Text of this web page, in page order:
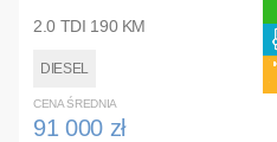
2.0 TDI 190 KM
DIESEL
CENA ŚREDNIA
91 000 zł